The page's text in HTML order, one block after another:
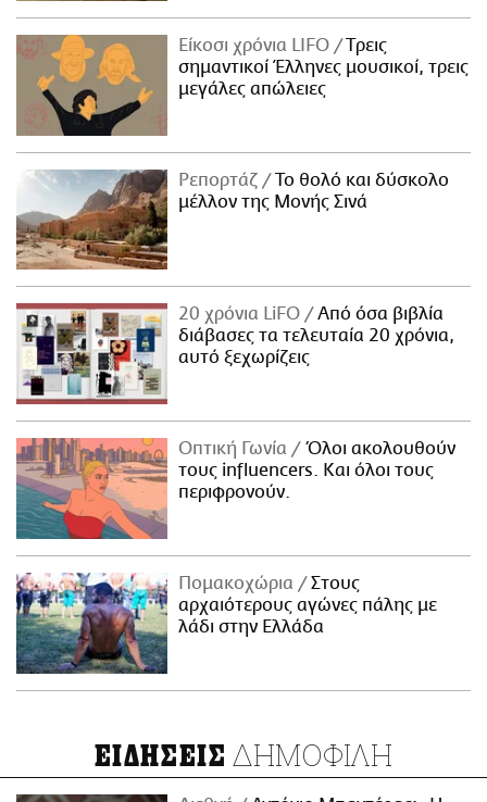
Είκοσι χρόνια LIFO
Tρεις
σημαντικοί Έλληνες μουσικοί, τρεις
μεγάλες απώλειες
Ρεπορτάζ
Το θολό και δύσκολο
μέλλον της Μονής Σινά
20 χρόνια LiFO
Από όσα βιβλία
διάβασες τα τελευταία 20 χρόνια,
αυτό ξεχωρίζεις
Οπτική Γωνία
Όλοι ακολουθούν
τους influencers. Και όλοι τους
περιφρονούν.
Πομακοχώρια
Στους
αρχαιότερους αγώνες πάλης με
λάδι στην Ελλάδα
ΕΙΔΗΣΕΙΣ ΔΗΜΟΦΙΛΗ